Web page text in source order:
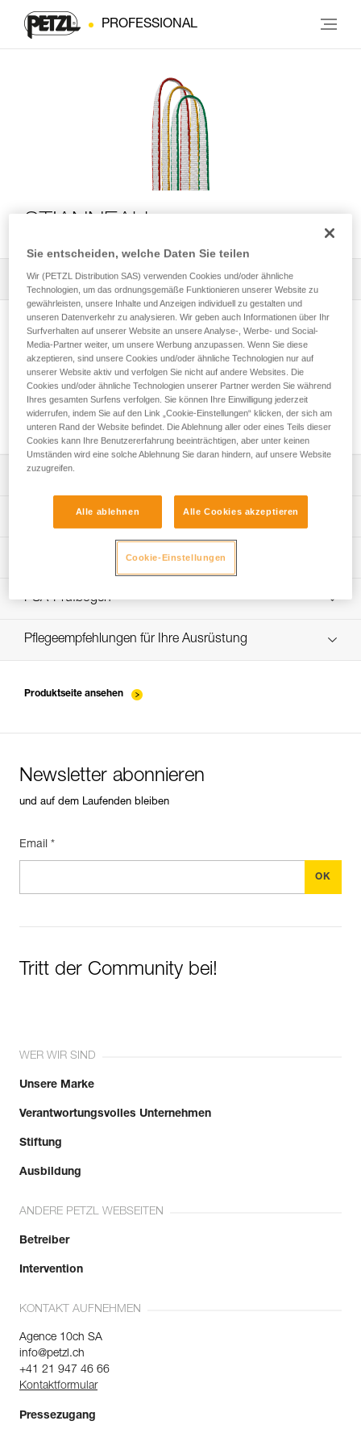
PROFESSIONAL
Alle technischen Anwendungen 1 Filter
Installation der Seile
Die Gebrauchsanleitung herunterladen
Technical Notice
App zur Kontrolle und Überprüfung Ihrer PSA-
Entdecken Sie ePPEcentre
Ablauf der PSA-Prüfung
PSA-Prüfbogen
VerifEPI-Sangleamarrage_DE
Pflegeempfehlungen für Ihre Ausrüstung
Produktseite ansehen
Newsletter abonnieren
und auf dem Laufenden bleiben
Email *
Tritt der Community bei!
WER WIR SIND
Unsere Marke
Verantwortungsvolles Unternehmen
Stiftung
Ausbildung
ANDERE PETZL WEBSEITEN
Betreiber
Intervention
KONTAKT AUFNEHMEN
Agence 10ch SA
info@petzl.ch
+41 21 947 46 66
Kontaktformular
Pressezugang
Sie entscheiden, welche Daten Sie teilen
Wir (PETZL Distribution SAS) verwenden Cookies und/oder ähnliche
Technologien, um das ordnungsgemäße Funktionieren unserer Website zu
gewährleisten, unsere Inhalte und Anzeigen individuell zu gestalten und
unseren Datenverkehr zu analysieren. Wir geben auch Informationen über Ihr
Surfverhalten auf unserer Website an unsere Analyse-, Werbe- und Social-
Media-Partner weiter, um unsere Werbung anzupassen. Wenn Sie diese
akzeptieren, sind unsere Cookies und/oder ähnliche Technologien nur auf
unserer Website aktiv und verfolgen Sie nicht auf andere Websites. Die
Cookies und/oder ähnliche Technologien unserer Partner werden Sie während
Ihres gesamten Surfens verfolgen. Sie können Ihre Einwilligung jederzeit
widerrufen, indem Sie auf den Link „Cookie-Einstellungen“ klicken, der sich am
unteren Rand der Website befindet. Die Ablehnung aller oder eines Teils dieser
Cookies kann Ihre Benutzererfahrung beeinträchtigen, aber unter keinen
Umständen wird eine solche Ablehnung Sie daran hindern, auf unsere Website
zuzugreifen.
Alle ablehnen Alle Cookies akzeptieren
Cookie-Einstellungen